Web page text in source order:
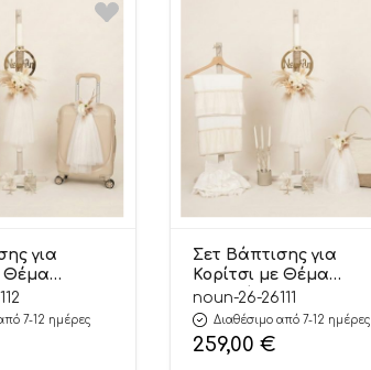
για
Θέμα
με Όνομα
26112
7-12 ημέρες
Σετ Βάπτισης για
Κορίτσι με Θέμα
Λουλούδια με Όνομα
Εκρού-Nude 26111
noun-26-26111
Διαθέσιμο από 7-12 ημέρες
259,00 €